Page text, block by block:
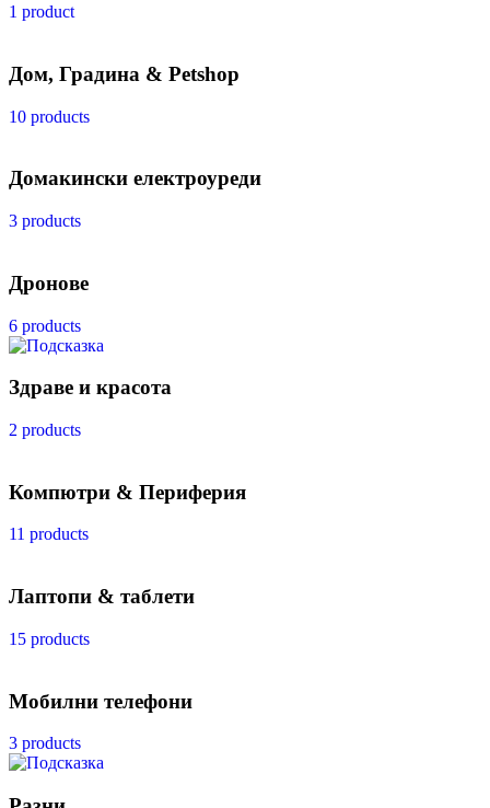
1 product
Дом, Градина & Petshop
10 products
Домакински електроуреди
3 products
Дронове
6 products
Здраве и красота
2 products
Компютри & Периферия
11 products
Лаптопи & таблети
15 products
Мобилни телефони
3 products